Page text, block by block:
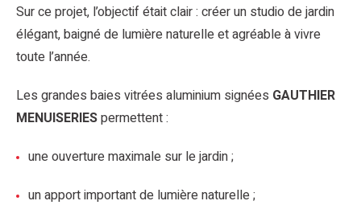
Sur ce projet, l’objectif était clair : créer un studio de jardin
élégant, baigné de lumière naturelle et agréable à vivre
toute l’année.
Les grandes baies vitrées aluminium signées GAUTHIER
MENUISERIESpermettent :
une ouverture maximale sur le jardin ;
un apport important de lumière naturelle ;